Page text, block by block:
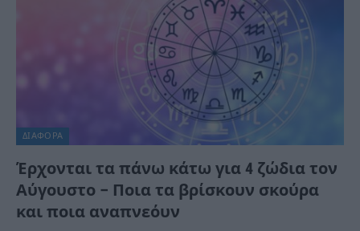
ΔΙΆΦΟΡΑ
Έρχονται τα πάνω κάτω για 4 ζώδια τον
Αύγουστο – Ποια τα βρίσκουν σκούρα
και ποια αναπνεόυν